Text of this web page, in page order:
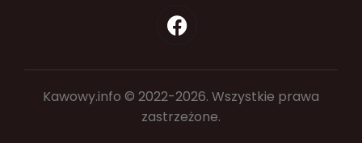
Kawowy.info © 2022-2026. Wszystkie prawa
zastrzeżone.